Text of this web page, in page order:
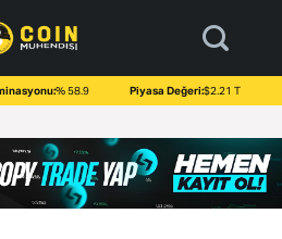
% 58.9 Piyasa Değeri:$2.21 T